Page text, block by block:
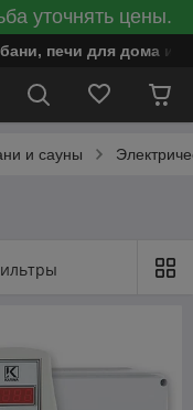
уточнять цены.
печи для дома и
и сауны